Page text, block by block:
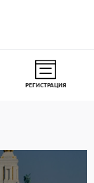
РЕГИСТРАЦИЯ